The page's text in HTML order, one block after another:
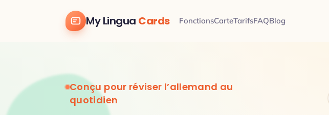
My Lingua Cards FonctionsCarteTarifsFAQBlog
Conçu pour réviser l’allemand au
quotidien